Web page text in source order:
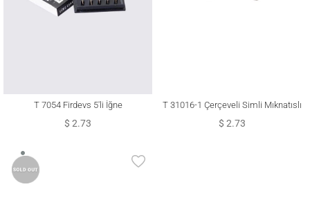
T 7054 Firdevs 5′li İğne
$ 2.73
T 31016-1 Çerçeveli Simli Mıknatıslı
Eşarp Şal Klipsi
$ 2.73